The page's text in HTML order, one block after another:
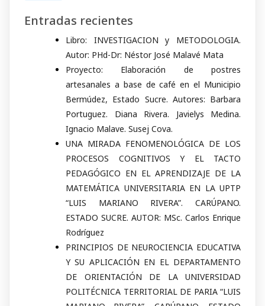
Entradas recientes
Libro: INVESTIGACION y METODOLOGIA.
Autor: PHd-Dr: Néstor José Malavé Mata
Proyecto: Elaboración de postres
artesanales a base de café en el Municipio
Bermúdez, Estado Sucre. Autores: Barbara
Portuguez. Diana Rivera. Javielys Medina.
Ignacio Malave. Susej Cova.
UNA MIRADA FENOMENOLÓGICA DE LOS
PROCESOS COGNITIVOS Y EL TACTO
PEDAGÓGICO EN EL APRENDIZAJE DE LA
MATEMÁTICA UNIVERSITARIA EN LA UPTP
“LUIS MARIANO RIVERA”. CARÚPANO.
ESTADO SUCRE. AUTOR: MSc. Carlos Enrique
Rodríguez
PRINCIPIOS DE NEUROCIENCIA EDUCATIVA
Y SU APLICACIÓN EN EL DEPARTAMENTO
DE ORIENTACIÓN DE LA UNIVERSIDAD
POLITÉCNICA TERRITORIAL DE PARIA “LUIS